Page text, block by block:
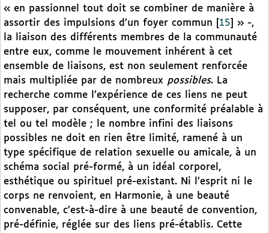
« en passionnel tout doit se combiner de manière à
assortir des impulsions d’un foyer commun
15
» -,
la liaison des différents membres de la communauté
entre eux, comme le mouvement inhérent à cet
ensemble de liaisons, est non seulement renforcée
mais multipliée par de nombreux possibles. La
recherche comme l’expérience de ces liens ne peut
supposer, par conséquent, une conformité préalable à
tel ou tel modèle ; le nombre infini des liaisons
possibles ne doit en rien être limité, ramené à un
type spécifique de relation sexuelle ou amicale, à un
schéma social pré-formé, à un idéal corporel,
esthétique ou spirituel pré-existant. Ni l’esprit ni le
corps ne renvoient, en Harmonie, à une beauté
convenable, c’est-à-dire à une beauté de convention,
pré-définie, réglée sur des liens pré-établis. Cette